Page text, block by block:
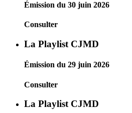
Émission du 30 juin 2026
Consulter
La Playlist CJMD
Émission du 29 juin 2026
Consulter
La Playlist CJMD